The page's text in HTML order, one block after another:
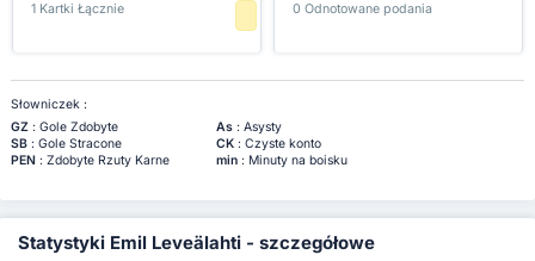
1 Kartki Łącznie
0 Odnotowane podania
Słowniczek :
GZ: Gole Zdobyte As: Asysty
SB: Gole Stracone CK: Czyste konto
PEN: Zdobyte Rzuty Karne min: Minuty na boisku
Statystyki Emil Leveälahti - szczegółowe